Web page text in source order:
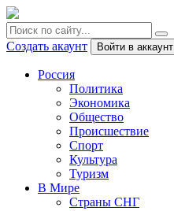
Создать акаунт Войти в аккаунт
Россия
Политика
Экономика
Общество
Происшествие
Спорт
Культура
Туризм
В Мире
Страны СНГ